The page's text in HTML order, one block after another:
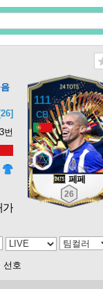
번
가
111
페페
26
선호